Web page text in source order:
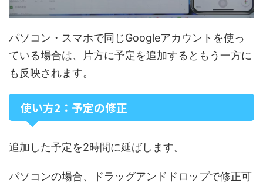
パソコン・スマホで同じGoogleアカウントを使っ
ている場合は、片方に予定を追加するともう一方に
も反映されます。
使い方2：予定の修正
追加した予定を2時間に延ばします。
パソコンの場合、ドラッグアンドドロップで修正可